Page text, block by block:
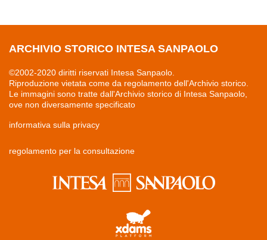
ARCHIVIO STORICO INTESA SANPAOLO
©2002-2020 diritti riservati Intesa Sanpaolo.
Riproduzione vietata come da regolamento dell'Archivio storico.
Le immagini sono tratte dall'Archivio storico di Intesa Sanpaolo,
ove non diversamente specificato
informativa sulla privacy
regolamento per la consultazione